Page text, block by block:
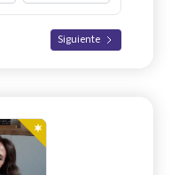
Siguiente